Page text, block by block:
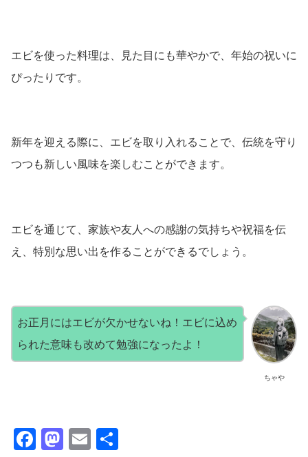
エビを使った料理は、見た目にも華やかで、年始の祝いに
ぴったりです。
新年を迎える際に、エビを取り入れることで、伝統を守り
つつも新しい風味を楽しむことができます。
エビを通じて、家族や友人への感謝の気持ちや祝福を伝
え、特別な思い出を作ることができるでしょう。
ちゃや
お正月にはエビが欠かせないね！エビに込め
られた意味も改めて勉強になったよ！
F
M
E